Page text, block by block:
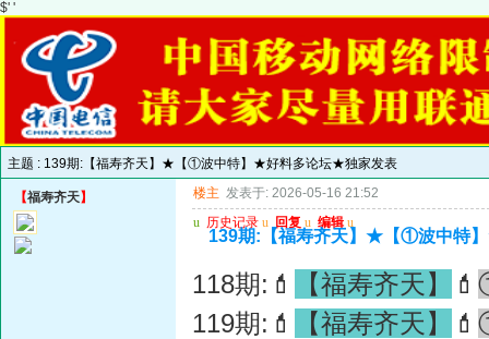
$' '
主题 : 139期:【福寿齐天】★【①波中特】★好料多论坛★独家发表
【福寿齐天】 楼主 发表于: 2026-05-16 21:52
u 历史记录 u 回复 u 编辑 u
139期:【福寿齐天】★【①波中特
118期:💄 【福寿齐天】 💄
119期:💄
【福寿齐天】 💄